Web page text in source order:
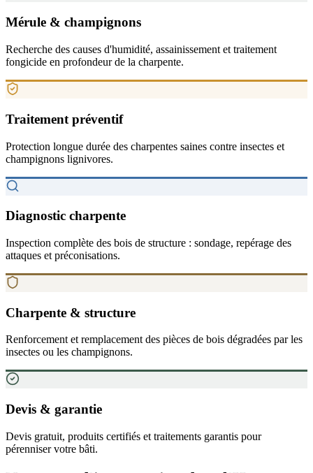
Mérule & champignons
Recherche des causes d'humidité, assainissement et traitement
fongicide en profondeur de la charpente.
Traitement préventif
Protection longue durée des charpentes saines contre insectes et
champignons lignivores.
Diagnostic charpente
Inspection complète des bois de structure : sondage, repérage des
attaques et préconisations.
Charpente & structure
Renforcement et remplacement des pièces de bois dégradées par les
insectes ou les champignons.
Devis & garantie
Devis gratuit, produits certifiés et traitements garantis pour
pérenniser votre bâti.